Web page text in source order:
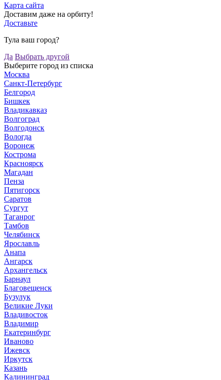
Карта сайта
Доставим даже на орбиту!
Доставьте
Тула ваш город?
Да Выбрать другой
Выберите город из списка
Москва
Санкт-Петербург
Белгород
Бишкек
Владикавказ
Волгоград
Волгодонск
Вологда
Воронеж
Кострома
Красноярск
Магадан
Пенза
Пятигорск
Саратов
Сургут
Таганрог
Тамбов
Челябинск
Ярославль
Анапа
Ангарск
Архангельск
Барнаул
Благовещенск
Бузулук
Великие Луки
Владивосток
Владимир
Екатеринбург
Иваново
Ижевск
Иркутск
Казань
Калининград